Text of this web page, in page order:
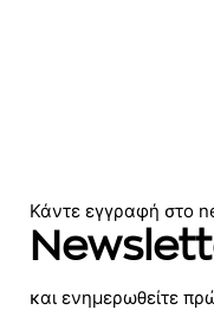
Κάντε εγγραφή στο
και ενημερωθείτε